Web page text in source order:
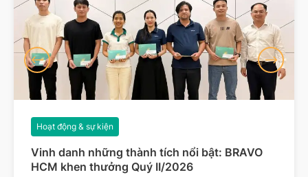
Vinh danh những thành tích nổi bật: BRAVO
HCM khen thưởng Quý II/2026
Hoạt động & sự kiện